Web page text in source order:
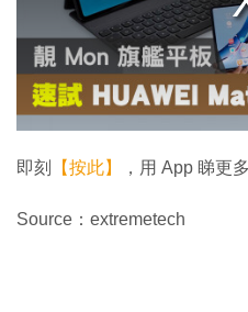
d
.
即刻 【按此】 ，用 App 睇更
Source：extremetech